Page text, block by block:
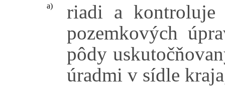
a)
riadi a kontroluje
pozemkových
pôdy
úradmi v sídle